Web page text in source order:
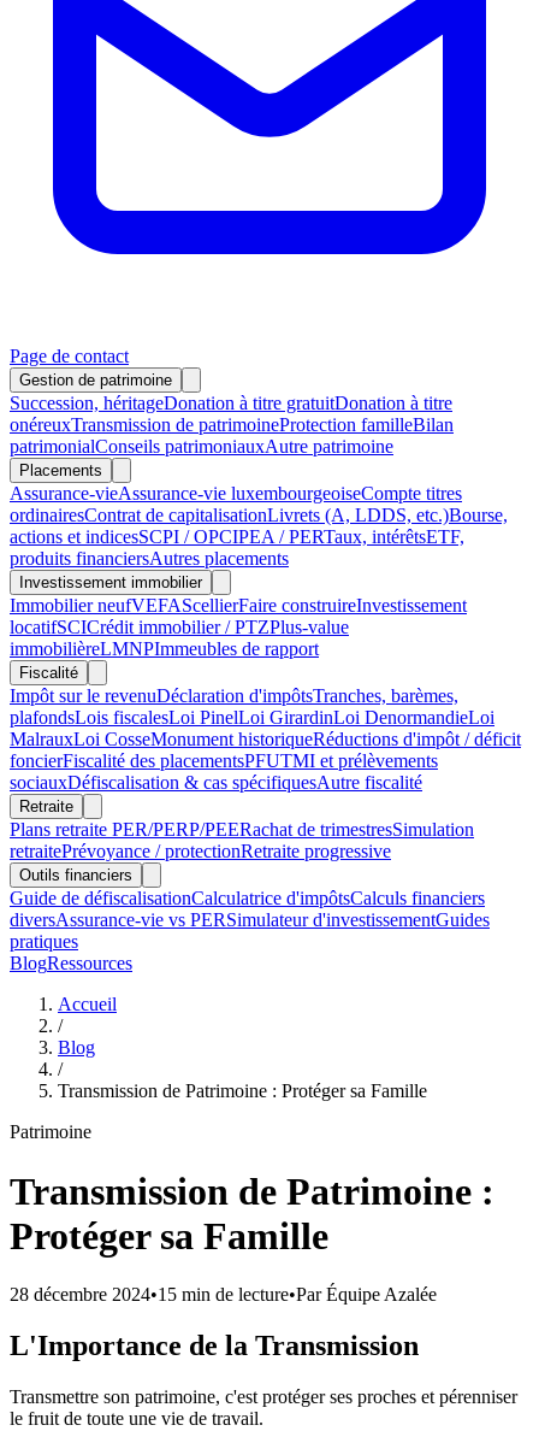
Page de contact
Gestion de patrimoine
Succession, héritageDonation à titre gratuitDonation à titre
onéreuxTransmission de patrimoineProtection familleBilan
patrimonialConseils patrimoniauxAutre patrimoine
Placements
Assurance-vieAssurance-vie luxembourgeoiseCompte titres
ordinairesContrat de capitalisationLivrets (A, LDDS, etc.)Bourse,
actions et indicesSCPI / OPCIPEA / PERTaux, intérêtsETF,
produits financiersAutres placements
Investissement immobilier
Immobilier neufVEFAScellierFaire construireInvestissement
locatifSCICrédit immobilier / PTZPlus-value
immobilièreLMNPImmeubles de rapport
Fiscalité
Impôt sur le revenuDéclaration d'impôtsTranches, barèmes,
plafondsLois fiscalesLoi PinelLoi GirardinLoi DenormandieLoi
MalrauxLoi CosseMonument historiqueRéductions d'impôt / déficit
foncierFiscalité des placementsPFUTMI et prélèvements
sociauxDéfiscalisation & cas spécifiquesAutre fiscalité
Retraite
Plans retraite PER/PERP/PEERachat de trimestresSimulation
retraitePrévoyance / protectionRetraite progressive
Outils financiers
Guide de défiscalisationCalculatrice d'impôtsCalculs financiers
diversAssurance-vie vs PERSimulateur d'investissementGuides
pratiques
BlogRessources
Accueil
/
Blog
/
Transmission de Patrimoine : Protéger sa Famille
Patrimoine
Transmission de Patrimoine :
Protéger sa Famille
28 décembre 2024•15 min de lecture•ParÉquipe Azalée
L'Importance de la Transmission
Transmettre son patrimoine, c'est protéger ses proches et pérenniser
le fruit de toute une vie de travail.